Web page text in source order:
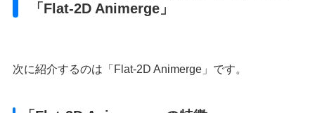
「Flat-2D Animerge」
次に紹介するのは「Flat-2D Animerge」です。